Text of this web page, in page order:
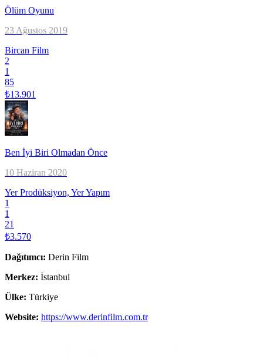
Ölüm Oyunu
23 Ağustos 2019
Bircan Film
2
1
85
₺13.901
Ben İyi Biri Olmadan Önce
10 Haziran 2020
Yer Prodüksiyon, Yer Yapım
1
1
21
₺3.570
Dağıtımcı: Derin Film
Merkez: İstanbul
Ülke: Türkiye
Website: https://www.derinfilm.com.tr